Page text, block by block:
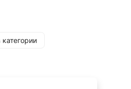
инструмента. Блокировка цепи
при пилении.
start c 2-позиционным